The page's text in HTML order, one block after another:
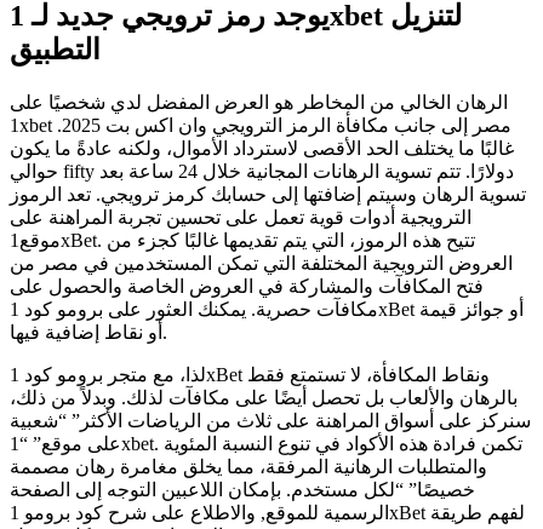
يوجد رمز ترويجي جديد لـ 1xbet لتنزيل
التطبيق
الرهان الخالي من المخاطر هو العرض المفضل لدي شخصيًا على
1xbet مصر إلى جانب مكافأة الرمز الترويجي وان اكس بت 2025.
غالبًا ما يختلف الحد الأقصى لاسترداد الأموال، ولكنه عادةً ما يكون
حوالي fifty دولارًا. تتم تسوية الرهانات المجانية خلال 24 ساعة بعد
تسوية الرهان وسيتم إضافتها إلى حسابك كرمز ترويجي. تعد الرموز
الترويجية أدوات قوية تعمل على تحسين تجربة المراهنة على
موقع1xBet. تتيح هذه الرموز، التي يتم تقديمها غالبًا كجزء من
العروض الترويجية المختلفة التي تمكن المستخدمين في مصر من
فتح المكافآت والمشاركة في العروض الخاصة والحصول على
مكافآت حصرية. يمكنك العثور على برومو كود 1xBet أو جوائز قيمة
أو نقاط إضافية فيها.
لذا، مع متجر برومو كود 1xBet ونقاط المكافأة، لا تستمتع فقط
بالرهان والألعاب بل تحصل أيضًا على مكافآت لذلك. وبدلاً من ذلك،
سنركز على أسواق المراهنة على ثلاث من الرياضات الأكثر” “شعبية
على موقع” “1xbet. تكمن فرادة هذه الأكواد في تنوع النسبة المئوية
والمتطلبات الرهانية المرفقة، مما يخلق مغامرة رهان مصممة
خصيصًا” “لكل مستخدم. بإمكان اللاعبين التوجه إلى الصفحة
الرسمية للموقع, والاطلاع على شرح كود برومو 1xBet لفهم طريقة